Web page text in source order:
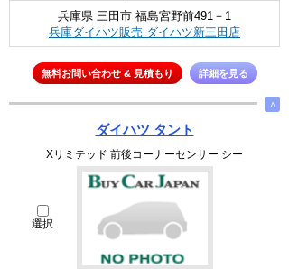
兵庫県 三田市 福島宮野前491－1
兵庫ダイハツ販売 ダイハツ新三田店
無料お問い合わせ & 見積もり 詳細を見る
∧
ダイハツ タント
Xリミテッド 前後コーナーセンサー シー
選択